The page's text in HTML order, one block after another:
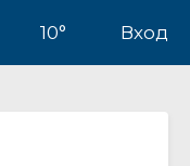
10° Вход